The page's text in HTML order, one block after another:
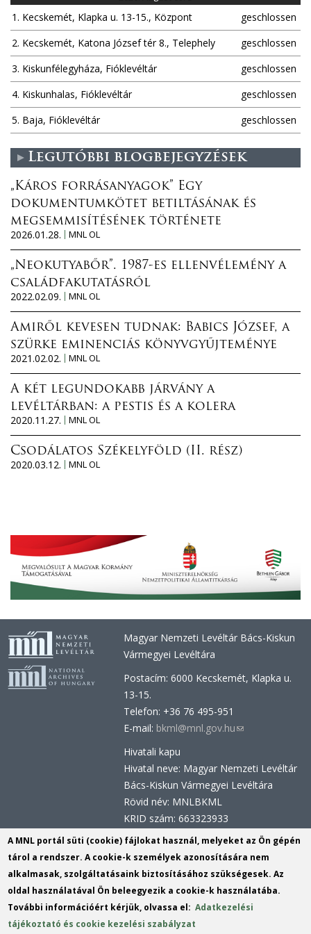
1. Kecskemét, Klapka u. 13-15., Központ
geschlossen
2. Kecskemét, Katona József tér 8., Telephely
geschlossen
3. Kiskunfélegyháza, Fióklevéltár
geschlossen
4. Kiskunhalas, Fióklevéltár
geschlossen
5. Baja, Fióklevéltár
geschlossen
Legutóbbi blogbejegyzések
„Káros forrásanyagok” Egy
dokumentumkötet betiltásának és
megsemmisítésének története
2026.01.28.
MNL OL
„Neokutyabőr”. 1987-es ellenvélemény a
családfakutatásról
2022.02.09.
MNL OL
Amiről kevesen tudnak: Babics József, a
szürke eminenciás könyvgyűjteménye
2021.02.02.
MNL OL
A két legundokabb járvány a
levéltárban: a pestis és a kolera
2020.11.27.
MNL OL
Csodálatos Székelyföld (II. rész)
2020.03.12.
MNL OL
Magyar Nemzeti Levéltár Bács-Kiskun
Vármegyei Levéltára
Postacím: 6000 Kecskemét, Klapka u.
13-15.
Telefon: +36 76 495-951
E-mail: bkml@mnl.gov.hu(link
mail)
Hivatali kapu
Hivatal neve: Magyar Nemzeti Levéltár
Bács-Kiskun Vármegyei Levéltára
Rövid név: MNLBKML
KRID szám: 663323933
Hivatali kapu - Központi Érkeztetési
Rendszer (KÉR)
Hivatal neve: Magyar Nemzeti Levéltár
Rövid név: MNL BKML
KRID szám: 113809158
Tartalomszerkesztők:
A MNL portál süti (cookie) fájlokat használ, melyeket az Ön gépén
tárol a rendszer. A cookie-k személyek azonosítására nem
alkalmasak, szolgáltatásaink biztosításához szükségesek. Az
oldal használatával Ön beleegyezik a cookie-k használatába.
További információért kérjük, olvassa el:Adatkezelési
tájékoztató és cookie kezelési szabályzat